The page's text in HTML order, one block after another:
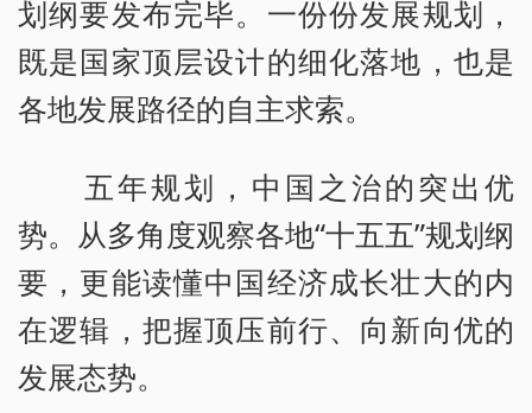
划纲要发布完毕。一份份发展规划，
既是国家顶层设计的细化落地，也是
各地发展路径的自主求索。
五年规划，中国之治的突出优
势。从多角度观察各地“十五五”规划纲
要，更能读懂中国经济成长壮大的内
在逻辑，把握顶压前行、向新向优的
发展态势。